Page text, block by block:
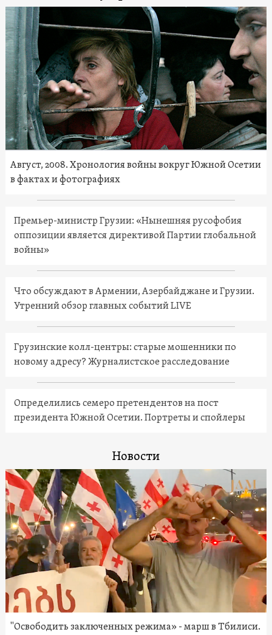
Август, 2008. Хронология войны вокруг Южной Осетии
в фактах и фотографиях
Премьер-министр Грузии: «Нынешняя русофобия
оппозиции является директивой Партии глобальной
войны»
Что обсуждают в Армении, Азербайджане и Грузии.
Утренний обзор главных событий LIVE
Грузинские колл-центры: старые мошенники по
новому адресу? Журналистское расследование
Определились семеро претендентов на пост
президента Южной Осетии. Портреты и спойлеры
Новости
"Освободить заключенных режима» - марш в Тбилиси.